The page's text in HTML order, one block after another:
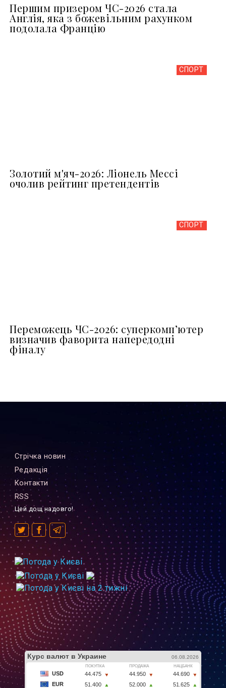
Першим призером ЧС-2026 стала
Англія, яка з божевільним рахунком
подолала Францію
СПОРТ
Золотий м'яч-2026: Ліонель Мессі
очолив рейтинг претендентів
СПОРТ
Переможець ЧС-2026: суперкомп’ютер
визначив фаворита напередодні
фіналу
Стрiчка новин
Редакцiя
Контакти
RSS
Цей дощ надовго!